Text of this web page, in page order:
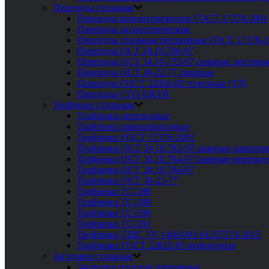
Переходы стальные
Переходы концентрические ГОСТ 17378-2001
Переходы эксцентрические
Переходы стальные бесшовные ГОСТ 17378-
Переходы ОСТ 34.10.700-97
Переходы ОСТ 34.10-753-97 сварные
Переходы ОСТ 36-22-77 сварные
Переходы ГОСТ 22826-83 точечные (ТД)
Переходы СТО ЦКТИ
Тройники стальные
Тройники переходные
Тройники равнопроходные
Тройники ГОСТ 17376-2001
Тройники ОСТ 34 10.762-97 сварные
Тройники ОСТ 34 10.764-97 сварные
Тройники ОСТ 34 10.764-97
Тройники ОСТ 36-23-77
Тройники ТС-588
Тройники ТС-589
Тройники ТС-590
Тройники ТС-591
Тройники ТШС ТУ 1468-001-61257374-2015
Тройники ГОСТ 22822-83 переходные
Заглушки стальные
Заглушки плоские приварные